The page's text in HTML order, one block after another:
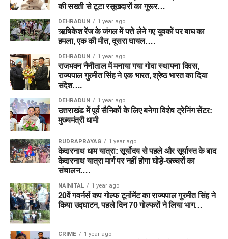
की सख्ती से टूटा रसूखदारों का गुरूर…
DEHRADUN 1 year ago
ऋषिकेश रेंज के जंगल में पत्ते लेने गए युवकों पर बाघ का
हमला, एक की मौत, दूसरा घायल….
DEHRADUN 1 year ago
राजभवन नैनीताल में मनाया गया गोवा स्थापना दिवस,
राज्यपाल गुरमीत सिंह ने एक भारत, श्रेष्ठ भारत का दिया
संदेश….
DEHRADUN 1 year ago
उत्तराखंड में पूर्व सैनिकों के लिए बनेगा विशेष ट्रेनिंग सेंटर:
मुख्यमंत्री धामी
RUDRAPRAYAG 1 year ago
केदारनाथ धाम यात्रा: सूर्योदय से पहले और सूर्यास्त के बाद
केदारनाथ यात्रा मार्ग पर नहीं होगा घोड़े-खच्चरों का
संचालन….
NAINITAL 1 year ago
20वें गवर्नर्स कप गोल्फ टूर्नामेंट का राज्यपाल गुरमीत सिंह ने
किया उद्घाटन, पहले दिन 70 गोल्फरों ने लिया भाग…
CRIME 1 year ago